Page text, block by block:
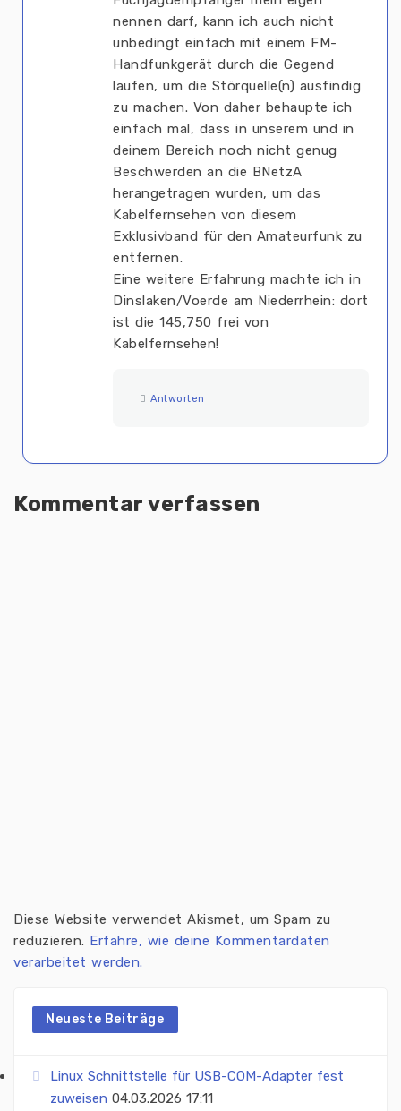
nennen darf, kann ich auch nicht
unbedingt einfach mit einem FM-
Handfunkgerät durch die Gegend
laufen, um die Störquelle(n) ausfindig
zu machen. Von daher behaupte ich
einfach mal, dass in unserem und in
deinem Bereich noch nicht genug
Beschwerden an die BNetzA
herangetragen wurden, um das
Kabelfernsehen von diesem
Exklusivband für den Amateurfunk zu
entfernen.
Eine weitere Erfahrung machte ich in
Dinslaken/Voerde am Niederrhein: dort
ist die 145,750 frei von
Kabelfernsehen!
Antworten
Kommentar verfassen
Diese Website verwendet Akismet, um Spam zu
reduzieren. Erfahre, wie deine Kommentardaten
verarbeitet werden.
Neueste Beiträge
Linux Schnittstelle für USB-COM-Adapter fest
zuweisen 04.03.2026 17:11